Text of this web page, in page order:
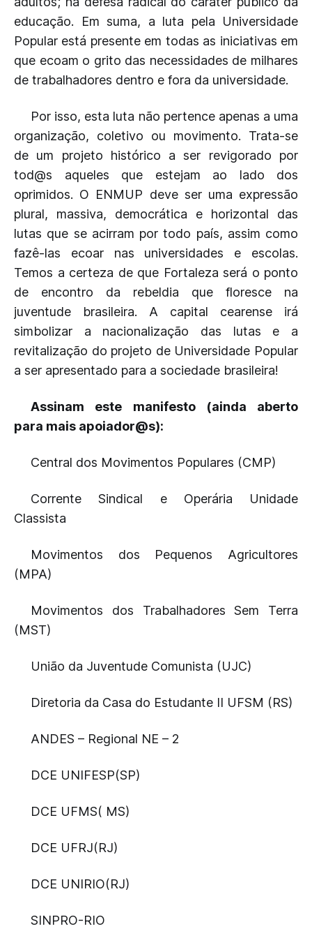
educação. Em suma, a luta pela Universidade
Popular está presente em todas as iniciativas em
que ecoam o grito das necessidades de milhares
de trabalhadores dentro e fora da universidade.
Por isso, esta luta não pertence apenas a uma
organização, coletivo ou movimento. Trata-se
de um projeto histórico a ser revigorado por
tod@s aqueles que estejam ao lado dos
oprimidos. O ENMUP deve ser uma expressão
plural, massiva, democrática e horizontal das
lutas que se acirram por todo país, assim como
fazê-las ecoar nas universidades e escolas.
Temos a certeza de que Fortaleza será o ponto
de encontro da rebeldia que floresce na
juventude brasileira. A capital cearense irá
simbolizar a nacionalização das lutas e a
revitalização do projeto de Universidade Popular
a ser apresentado para a sociedade brasileira!
Assinam este manifesto (ainda aberto
para mais apoiador@s):
Central dos Movimentos Populares (CMP)
Corrente Sindical e Operária Unidade
Classista
Movimentos dos Pequenos Agricultores
(MPA)
Movimentos dos Trabalhadores Sem Terra
(MST)
União da Juventude Comunista (UJC)
Diretoria da Casa do Estudante II UFSM (RS)
ANDES – Regional NE – 2
DCE UNIFESP(SP)
DCE UFMS( MS)
DCE UFRJ(RJ)
DCE UNIRIO(RJ)
SINPRO-RIO